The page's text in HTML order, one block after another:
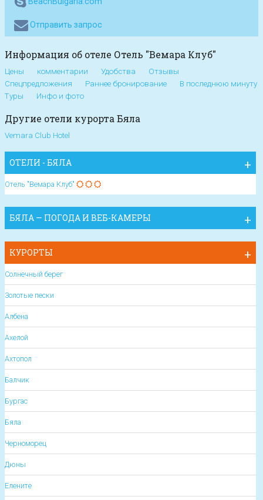
Отправить запрос
Информация об отеле Отель "Вемара Клуб"
Цены комментарии Удобства
Отзывы
Спецпредложения
Раннее бронирование
В последнюю минуту
Туры
Инфо и фото
Другие отели курорта Бяла
Vemara Club Hotel
ОТЕЛИ - БЯЛА
Отель "Вемара Клуб"
БЯЛА — ПОГОДА И ВЕБ-КАМЕРЫ
КУРОРТЫ
Солнечный берег
Золотые пески
Албена
Ахелой
Ахтопол
Балчик
Бургас
Бяла
Черноморец
Дюны
Елените